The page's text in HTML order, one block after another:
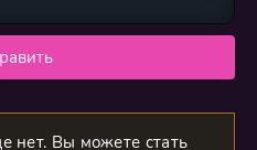
нет. Вы можете стать